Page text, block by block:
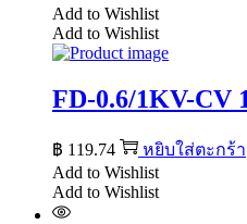
Add to Wishlist
Add to Wishlist
FD-0.6/1KV-CV
฿ 119.74
หยิบใส่ตะกร้า
Add to Wishlist
Add to Wishlist